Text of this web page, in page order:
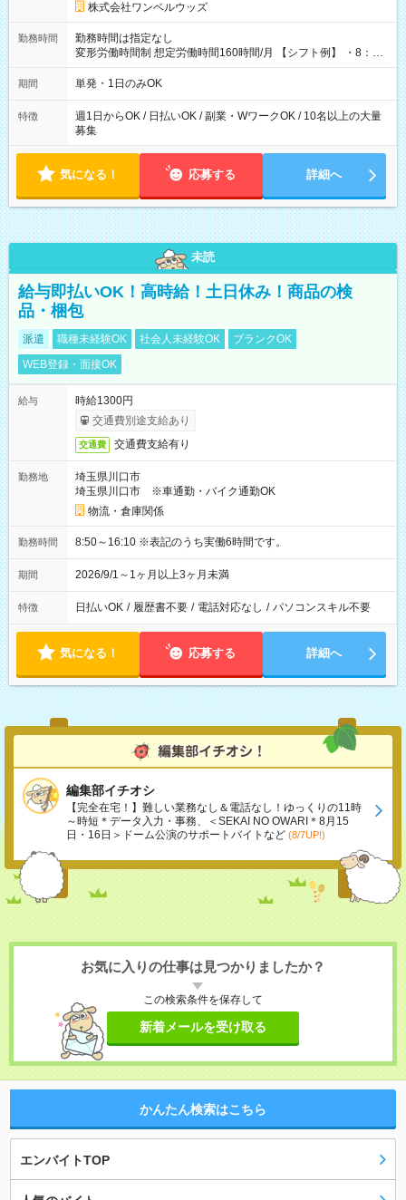
株式会社ワンベルウッズ
勤務時間
勤務時間は指定なし
変形労働時間制 想定労働時間160時間/月 【シフト例】 ・8：00
～21：00
期間 単発・1日のみOK
特徴
週1日からOK / 日払いOK / 副業・WワークOK / 10名以上の大量
募集
気になる！ 応募する 詳細へ
未読
給与即払いOK！高時給！土日休み！商品の検
品・梱包
派遣 職種未経験OK 社会人未経験OK
ブランクOK
WEB登録・面接OK
給与
時給1300円
交通費別途支給あり
交通費 交通費支給有り
勤務地
埼玉県川口市
埼玉県川口市 ※車通勤・バイク通勤OK
物流・倉庫関係
勤務時間 8:50～16:10 ※表記のうち実働6時間です。
期間 2026/9/1～1ヶ月以上3ヶ月未満
特徴 日払いOK / 履歴書不要 / 電話対応なし / パソコンスキル不要
気になる！ 応募する 詳細へ
編集部イチオシ
【完全在宅！】難しい業務なし＆電話なし！ゆっくりの11時
～時短＊データ入力・事務、＜SEKAI NO OWARI＊8月15
日・16日＞ドーム公演のサポートバイトなど (8/7UP!)
お気に入りの仕事は見つかりましたか？
この検索条件を保存して
新着メールを受け取る
かんたん検索はこちら
エンバイトTOP